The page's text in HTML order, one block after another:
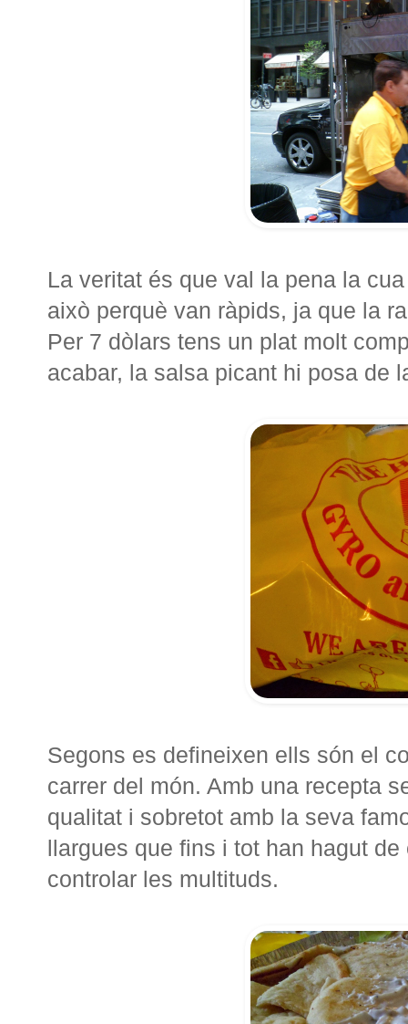
La veritat és que val la pena la
això perquè van ràpids, ja que la
Per 7 dòlars tens un plat molt
acabar, la salsa picant hi posa de
Segons es defineixen ells són el
carrer del món. Amb una recepta
qualitat i sobretot amb la seva
llargues que fins i tot han hagut
controlar les multituds.